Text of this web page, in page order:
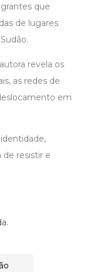
que
de lugares
revela os
as redes de
em
resistir e